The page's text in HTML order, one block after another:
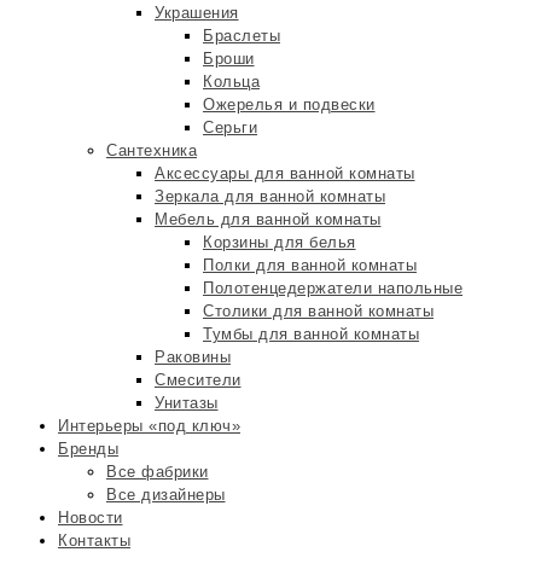
Украшения
Браслеты
Броши
Кольца
Ожерелья и подвески
Серьги
Сантехника
Аксессуары для ванной комнаты
Зеркала для ванной комнаты
Мебель для ванной комнаты
Корзины для белья
Полки для ванной комнаты
Полотенцедержатели напольные
Столики для ванной комнаты
Тумбы для ванной комнаты
Раковины
Смесители
Унитазы
Интерьеры «под ключ»
Бренды
Все фабрики
Все дизайнеры
Новости
Контакты